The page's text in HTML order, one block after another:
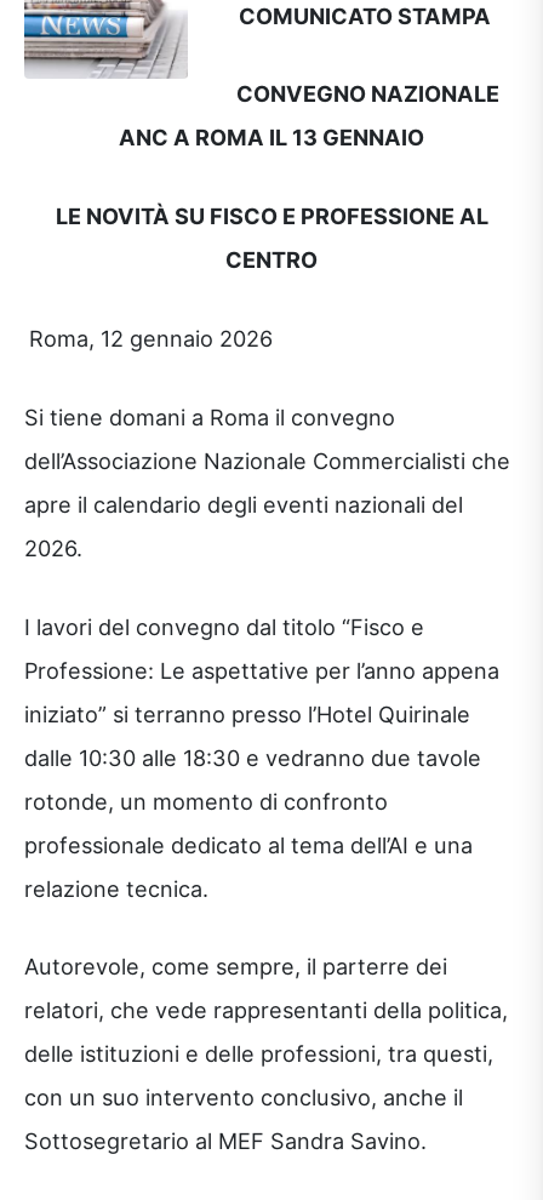
COMUNICATO STAMPA
CONVEGNO NAZIONALE
ANC A ROMA IL 13 GENNAIO
LE NOVITÀ SU FISCO E PROFESSIONE AL
CENTRO
Roma, 12 gennaio 2026
Si tiene domani a Roma il convegno
dell’Associazione Nazionale Commercialisti che
apre il calendario degli eventi nazionali del
2026.
I lavori del convegno dal titolo “Fisco e
Professione: Le aspettative per l’anno appena
iniziato” si terranno presso l’Hotel Quirinale
dalle 10:30 alle 18:30 e vedranno due tavole
rotonde, un momento di confronto
professionale dedicato al tema dell’AI e una
relazione tecnica.
Autorevole, come sempre, il parterre dei
relatori, che vede rappresentanti della politica,
delle istituzioni e delle professioni, tra questi,
con un suo intervento conclusivo, anche il
Sottosegretario al MEF Sandra Savino.